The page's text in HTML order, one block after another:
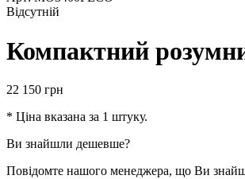
Відсутній
Компактний
22 150 грн
* Ціна вказана за 1 штуку.
Ви знайшли дешевше?
Повідомте нашого менеджера, що Ви